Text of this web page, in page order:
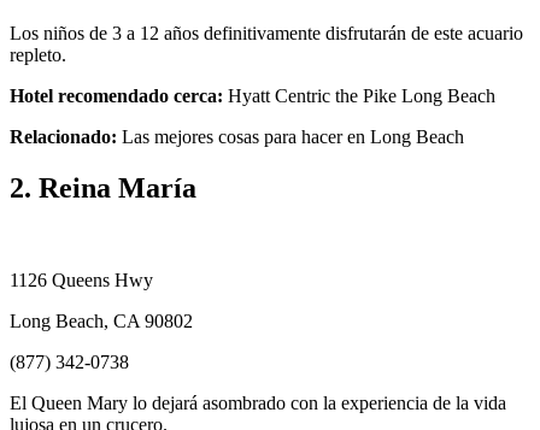
Los niños de 3 a 12 años definitivamente disfrutarán de este acuario
repleto.
Hotel recomendado cerca: Hyatt Centric the Pike Long Beach
Relacionado: Las mejores cosas para hacer en Long Beach
2. Reina María
1126 Queens Hwy
Long Beach, CA 90802
(877) 342-0738
El Queen Mary lo dejará asombrado con la experiencia de la vida
lujosa en un crucero.